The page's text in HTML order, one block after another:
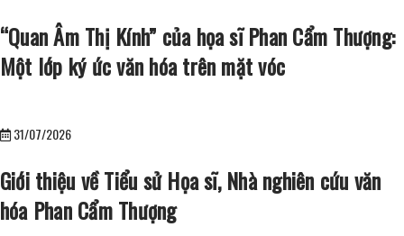
“Quan Âm Thị Kính” của họa sĩ Phan Cẩm Thượng:
Một lớp ký ức văn hóa trên mặt vóc
31/07/2026
Giới thiệu về Tiểu sử Họa sĩ, Nhà nghiên cứu văn
hóa Phan Cẩm Thượng